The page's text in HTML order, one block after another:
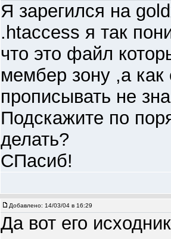
Я зарегился на
.htaccess я так
что это файл
мембер зону ,а как
прописывать не
Подскажите по
делать?
СПасиб!
Добавлено: 14/03/04 в 16:29
Да вот его